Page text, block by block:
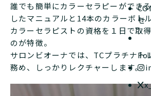
せ
誰でも簡単にカラーセラピーができ
したマニュアルと14本のカラーボト
カラーセラピストの資格を１日で取
のが特徴。
サロンビオーナでは、TCプラチナト
務め、しっかりレクチャーします。